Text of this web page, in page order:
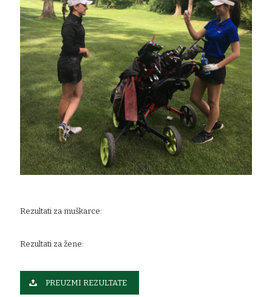
Rezultati za muškarce:
Rezultati za žene:
PREUZMI REZULTATE